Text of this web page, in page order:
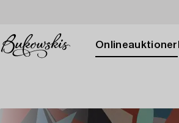
Onlineauktioner